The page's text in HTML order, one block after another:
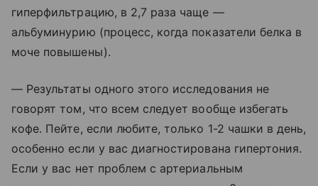
гиперфильтрацию, в 2,7 раза чаще —
альбуминурию (процесс, когда показатели белка в
моче повышены).
— Результаты одного этого исследования не
говорят том, что всем следует вообще избегать
кофе. Пейте, если любите, только 1-2 чашки в день,
особенно если у вас диагностирована гипертония.
Если у вас нет проблем с артериальным